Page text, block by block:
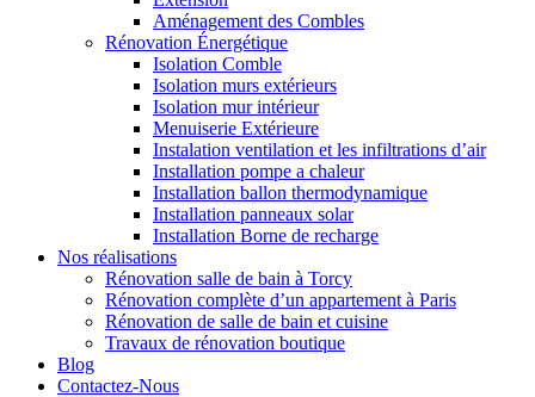
Aménagement des Combles
Rénovation Énergétique
Isolation Comble
Isolation murs extérieurs
Isolation mur intérieur
Menuiserie Extérieure
Instalation ventilation et les infiltrations d’air
Installation pompe a chaleur
Installation ballon thermodynamique
Installation panneaux solar
Installation Borne de recharge
Nos réalisations
Rénovation salle de bain à Torcy
Rénovation complète d’un appartement à Paris
Rénovation de salle de bain et cuisine
Travaux de rénovation boutique
Blog
Contactez-Nous